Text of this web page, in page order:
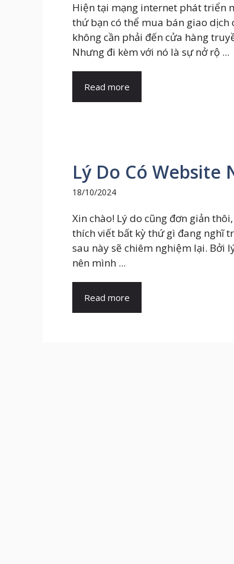
Hiện tại mạng internet phát triển
thứ bạn có thể mua bán giao dịch
không cần phải đến cửa hàng
Nhưng đi kèm với nó là sự nở rộ ...
Read more
Lý Do Có Website
18/10/2024
Xin chào! Lý do cũng đơn giản
thích viết bất kỳ thứ gì đang nghĩ
sau này sẽ chiêm nghiệm lại. Bởi
nên mình ...
Read more